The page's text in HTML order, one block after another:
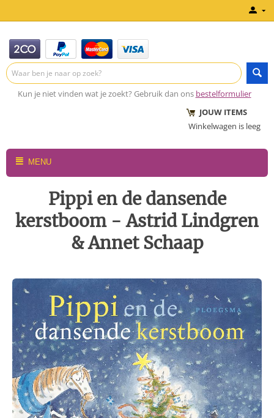
Kun je niet vinden wat je zoekt? Gebruik dan ons bestelformulier
JOUW ITEMS
Winkelwagen is leeg
MENU
Pippi en de dansende
kerstboom - Astrid Lindgren
& Annet Schaap